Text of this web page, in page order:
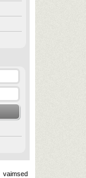
vaimsed